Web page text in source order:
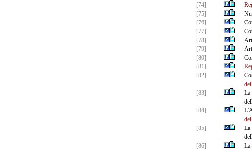
[74]
[75]
[76]
[77]
[78]
[79]
[80]
[81]
[82]
[83]
La
[84]
[85]
La
[86]
La